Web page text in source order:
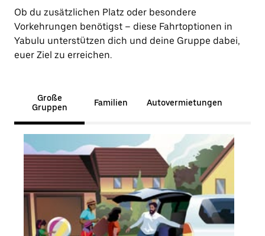
Ob du zusätzlichen Platz oder besondere
Vorkehrungen benötigst – diese Fahrtoptionen in
Yabulu unterstützen dich und deine Gruppe dabei,
euer Ziel zu erreichen.
Große
Gruppen
Familien Autovermietungen